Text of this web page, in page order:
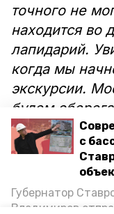
с
Губернатор
Владимиров
точного не
находится во
лапидарий.
когда мы
экскурсии.
будем
от осадков»,
К слову, в
два
трактор